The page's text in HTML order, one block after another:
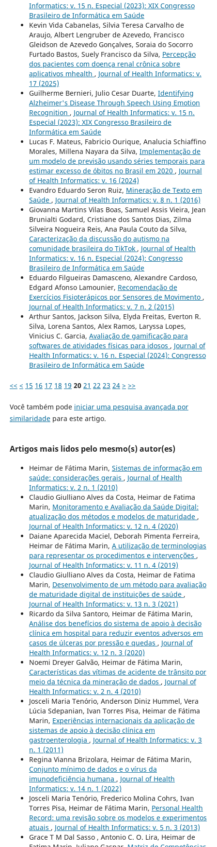
Informatics: v. 15 n. Especial (2023): XIX Congresso
Brasileiro de Informática em Saúde
Kevin Vida Cabanelas, Silvia Teresa Carvalho de
Araujo, Albert Lengruber de Azevedo, Francisco
Gleidson de Azevedo Gonçalves, Soraia do Socorro
Furtado Bastos, Suely Francisco da Silva, Percepção
dos pacientes com doença renal crônica sobre
aplicativos mhealth , Journal of Health Informatics: v.
17 (2025)
Guilherme Bernieri, Julio Cesar Duarte, Identifying
Alzheimer's Disease Through Speech Using Emotion
Recognition , Journal of Health Informatics: v. 15 n.
Especial (2023): XIX Congresso Brasileiro de
Informática em Saúde
Lucas F. Mateus, Fabricio Ourique, Analucia Schiaffino
Morales, Millena Nayara da Silva, Implementação de
um modelo de previsão usando séries temporais para
estimar excesso de óbitos no Brasil em 2020 , Journal
of Health Informatics: v. 16 (2024)
Evandro Eduardo Seron Ruiz, Mineração de Texto em
Saúde , Journal of Health Informatics: v. 8 n. 1 (2016)
Giovanna Martins Vilas Boas, Samuel Assis Vieira, Jean
Brunialti Godard, Cristiane dos Santos Dias, Zilma
Silveira Nogueira Reis, Ana Paula Couto da Silva,
Caracterização da discussão do autismo na
comunidade brasileira do TikTok , Journal of Health
Informatics: v. 16 n. Especial (2024): Congresso
Brasileiro de Informática em Saúde
Eduardo Filgueiras Damasceno, Alexandre Cardoso,
Edgard Afonso Lamounier, Recomendação de
Exercícios Fisioterápicos por Sensores de Movimento ,
Journal of Health Informatics: v. 7 n. 2 (2015)
Arthur Santos, Jackson Silva, Elyda Freitas, Everton R.
Silva, Lorena Santos, Alex Ramos, Laryssa Lopes,
Vinicius C. Garcia, Avaliação de gamificação para
softwares de atividades físicas para idosos , Journal of
Health Informatics: v. 16 n. Especial (2024): Congresso
Brasileiro de Informática em Saúde
<< < 15 16 17 18 19 20 21 22 23 24 > >>
Você também pode iniciar uma pesquisa avançada por
similaridadepara este artigo.
Artigos mais lidos pelo mesmo(s) autor(es)
Heimar de Fátima Marin, Sistemas de informação em
saúde: considerações gerais , Journal of Health
Informatics: v. 2 n. 1 (2010)
Claudio Giulliano Alves da Costa, Heimar de Fatima
Marin, Monitoramento e Avaliação da Saúde Digital:
atualização dos métodos e modelos de maturidade ,
Journal of Health Informatics: v. 12 n. 4 (2020)
Daiane Aparecida Maciel, Deborah Pimenta Ferreira,
Heimar de Fátima Marin, A utilização de terminologias
para representar os procedimentos e intervenções ,
Journal of Health Informatics: v. 11 n. 4 (2019)
Claudio Giulliano Alves da Costa, Heimar de Fatima
Marin, Desenvolvimento de um método para avaliação
de maturidade digital de instituições de saúde ,
Journal of Health Informatics: v. 13 n. 3 (2021)
Ricardo da Silva Santoro, Heimar de Fátima Marin,
Análise dos benefícios do sistema de apoio à decisão
clínica em hospital para reduzir eventos adversos em
casos de úlceras por pressão e quedas , Journal of
Health Informatics: v. 12 n. 3 (2020)
Noemi Dreyer Galvão, Heimar de Fátima Marin,
Características das vítimas de acidente de trânsito por
meio da técnica da mineração de dados , Journal of
Health Informatics: v. 2 n. 4 (2010)
Josceli Maria Tenório, Anderson Diniz Hummel, Vera
Lúcia Sdepanian, Ivan Torres Pisa, Heimar de Fátima
Marin, Experiências internacionais da aplicação de
sistemas de apoio à decisão clínica em
gastroenterologia , Journal of Health Informatics: v. 3
n. 1 (2011)
Regina Vianna Brizolara, Heimar de Fátima Marin,
Conjunto mínimo de dados e o vírus da
imunodeficiência humana , Journal of Health
Informatics: v. 14 n. 1 (2022)
Josceli Maria Tenório, Frederico Molina Cohrs, Ivan
Torres Pisa, Heimar de Fátima Marin, Personal Health
Record: uma revisão sobre os modelos e experimentos
atuais , Journal of Health Informatics: v. 5 n. 3 (2013)
Grace T M Dal Sasso , Antonio C. O. Lira, Heimar de